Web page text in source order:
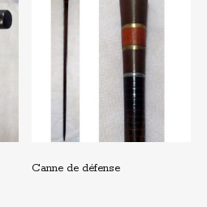
Canne de défense